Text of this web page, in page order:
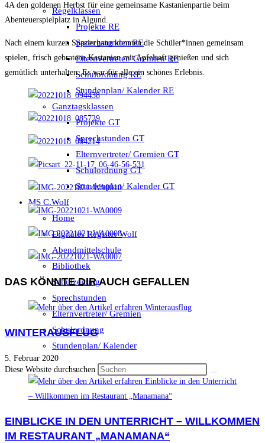
Regelklassen
Projekte RE
Sprechstunden RE
Elternvertreter/ Gremien RE
Schulordnung RE
Stundenplan/ Kalender RE
Ganztagsklassen
Projekte GT
Sprechstunden GT
Elternvertreter/ Gremien GT
Schulordnung GT
Stundenplan/ Kalender GT
MS C.Wolf
Home
Digitales Register Wolf
Abendmittelschule
Bibliothek
Schulzeitung
Sprechstunden
Elternvertreter/ Gremien
Schulordnung
Stundenplan/ Kalender
Diese Website durchsuchen
4A den goldenen Herbst für eine gemeinsame Kastanienpartie beim
Abenteuerspielplatz in Algund.
Nach einem kurzen Spaziergang konnten die Schüler*innen gemeinsam
spielen, frisch gebratene Kastanien mit Apfelsaft genießen und sich
gemütlich unterhalten. Es war für alle ein schönes Erlebnis.
DAS KÖNNTE DIR AUCH GEFALLEN
WINTERAUSFLUG
5. Februar 2020
EINBLICKE IN DEN UNTERRICHT – WILLKOMMEN
IM RESTAURANT „MANAMANA“